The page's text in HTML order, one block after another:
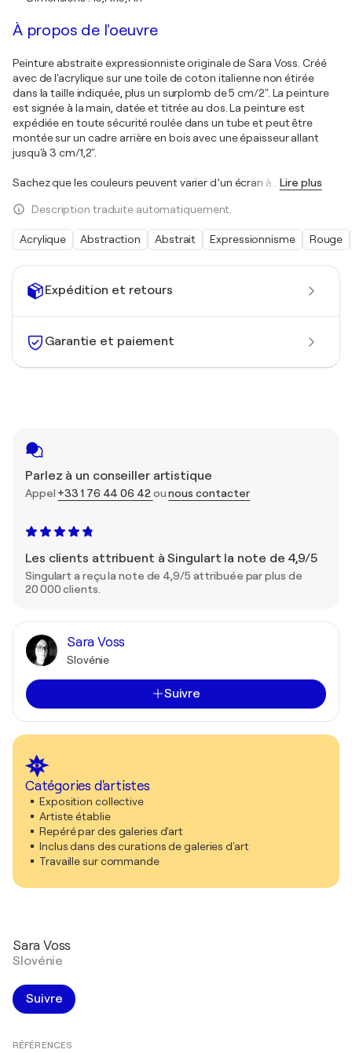
Expédition et retours
Garantie et paiement
Parlez à un conseiller artistique
Appel +33 1 76 44 06 42 ounous contacter
Les clients attribuent à Singulart la note de 4,9/5
Singulart a reçu la note de 4,9/5 attribuée par plus de
20 000 clients.
Sara Voss
Slovénie
Suivre
Catégories d'artistes
Exposition collective
Artiste établie
Repéré par des galeries d'art
Inclus dans des curations de galeries d'art
Travaille sur commande
À propos de l'oeuvre
Peinture abstraite expressionniste originale de Sara Voss. Créé
avec de l'acrylique sur une toile de coton italienne non étirée
dans la taille indiquée, plus un surplomb de 5 cm/2". La peinture
est signée à la main, datée et titrée au dos. La peinture est
expédiée en toute sécurité roulée dans un tube et peut être
montée sur un cadre arrière en bois avec une épaisseur allant
jusqu'à 3 cm/1,2".
Sachez que les couleurs peuvent varier d’un écran à Lire plus
Description traduite automatiquement.
Acrylique Abstraction Abstrait Expressionnisme Rouge
Sara Voss
Slovénie
Suivre
RÉFÉRENCES